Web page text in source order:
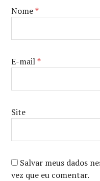
Nome*
E-mail*
Site
Salvar meus dados
vez que eu comentar.